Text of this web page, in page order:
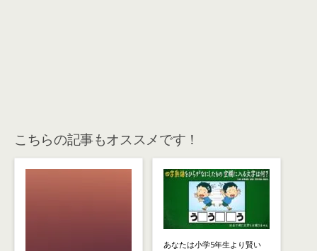
こちらの記事もオススメです！
あなたは小学5年生より賢い